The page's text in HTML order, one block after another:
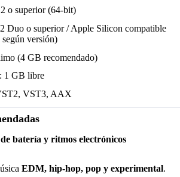
o superior (64-bit)
Duo o superior / Apple Silicon compatible
versión)
(4 GB recomendado)
1 GB libre
VST3, AAX
batería y ritmos electrónicos
EDM, hip-hop, pop y experimental.